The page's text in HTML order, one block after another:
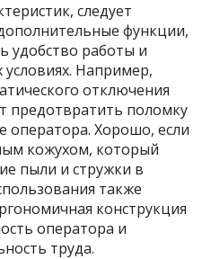
следует
функции,
удобство работы и
условиях. Например,
отключения
предотвратить поломку
оператора. Хорошо, если
кожухом, который
пыли и стружки в
также
конструкция
оператора и
труда.